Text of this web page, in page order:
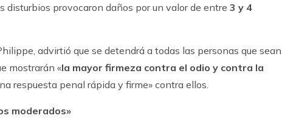
disturbios provocaron daños por un valor de entre 3 y 4
advirtió que se detendrá a todas las personas que sean
mostrarán «la mayor firmeza contra el odio y contra la
respuesta penal rápida y firme» contra ellos.
moderados»